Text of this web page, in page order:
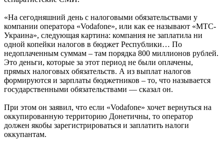
«На сегодняшний день с налоговыми обязательствами у
компании оператора «Vodafone», или как ее называют «МТС-
Украина», следующая картина: компания не заплатила ни
одной копейки налогов в бюджет Республики… По
недоплаченным суммам – там порядка 800 миллионов рублей.
Это деньги, которые за этот период не были оплачены,
прямых налоговых обязательств. А из выплат налогов
формируются и зарплаты бюджетников – то, что называется
государственными обязательствами — сказал он.
При этом он заявил, что если «Vodafone» хочет вернуться на
оккупированную территорию Донетичны, то оператор
должен якобы зарегистрироваться и заплатить налоги
оккупантам.